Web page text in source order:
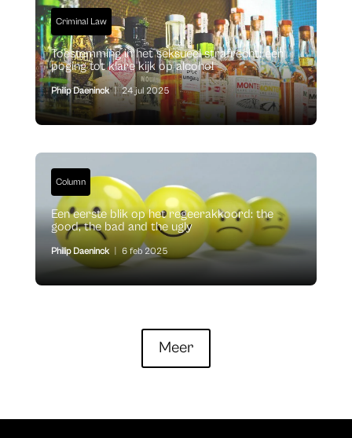
Criminal Law
Toestemming in het seksueel strafrecht: een
poging tot klare kijk op alcohol
Philip Daeninck | 24 jul 2025
Column
Een eerste blik op het regeerakkoord: the
good, the bad and the ugly
Philip Daeninck 6 feb 2025
Meer